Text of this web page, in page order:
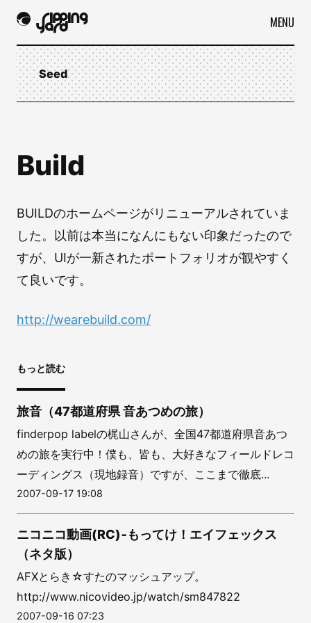
MENU
Seed
Build
BUILDのホームページがリニューアルされていま
した。以前は本当になんにもない印象だったので
すが、UIが一新されたポートフォリオが観やすく
て良いです。
http://wearebuild.com/
もっと読む
旅音（47都道府県 音あつめの旅）
finderpop labelの梶山さんが、全国47都道府県音あつ
めの旅を実行中！僕も、皆も、大好きなフィールドレコ
ーディングス（現地録音）ですが、ここまで徹底...
2007-09-17 19:08
ニコニコ動画(RC)‐もってけ！エイフェックス
（ネタ版）
AFXとらき☆すたのマッシュアップ。
http://www.nicovideo.jp/watch/sm847822
2007-09-16 07:23